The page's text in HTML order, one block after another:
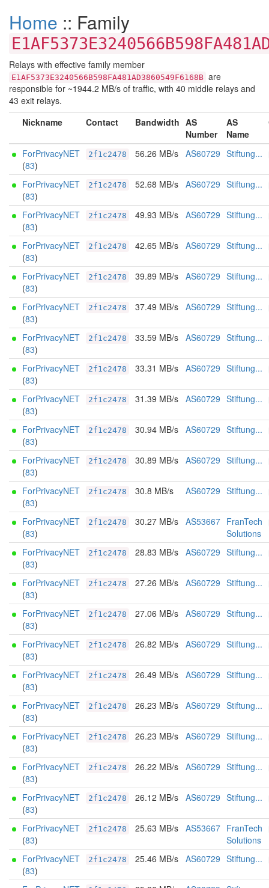
Home :: Family
Relays with effective family member
E1AF5373E3240566B598FA481AD3860549F6168B are
responsible for ~1944.2 MB/s of traffic, with 40 middle relays and
43 exit relays.
Nickname
Contact Bandwidth AS
Number
AS
Name
ForPrivacyNET
(83)
2f1c2478 56.26 MB/s AS60729 Stiftung...
ForPrivacyNET
(83)
2f1c2478 52.68 MB/s AS60729 Stiftung...
ForPrivacyNET
(83)
2f1c2478 49.93 MB/s AS60729 Stiftung...
ForPrivacyNET
(83)
2f1c2478 42.65 MB/s AS60729 Stiftung...
ForPrivacyNET
(83)
2f1c2478 39.89 MB/s AS60729 Stiftung...
ForPrivacyNET
(83)
2f1c2478 37.49 MB/s AS60729 Stiftung...
ForPrivacyNET
(83)
2f1c2478 33.59 MB/s AS60729 Stiftung...
ForPrivacyNET
(83)
2f1c2478 33.31 MB/s AS60729 Stiftung...
ForPrivacyNET
(83)
2f1c2478 31.39 MB/s AS60729 Stiftung...
ForPrivacyNET
(83)
2f1c2478 30.94 MB/s AS60729 Stiftung...
ForPrivacyNET
(83)
2f1c2478 30.89 MB/s AS60729 Stiftung...
ForPrivacyNET
(83)
2f1c2478 30.8 MB/s AS60729 Stiftung...
ForPrivacyNET
(83)
2f1c2478 30.27 MB/s AS53667 FranTech
Solutions
ForPrivacyNET
(83)
2f1c2478 28.83 MB/s AS60729 Stiftung...
ForPrivacyNET
(83)
2f1c2478 27.26 MB/s AS60729 Stiftung...
ForPrivacyNET
(83)
2f1c2478 27.06 MB/s AS60729 Stiftung...
ForPrivacyNET
(83)
2f1c2478 26.82 MB/s AS60729 Stiftung...
ForPrivacyNET
(83)
2f1c2478 26.49 MB/s AS60729 Stiftung...
ForPrivacyNET
(83)
2f1c2478 26.23 MB/s AS60729 Stiftung...
ForPrivacyNET
(83)
2f1c2478 26.23 MB/s AS60729 Stiftung...
ForPrivacyNET
(83)
2f1c2478 26.22 MB/s AS60729 Stiftung...
ForPrivacyNET
(83)
2f1c2478 26.12 MB/s AS60729 Stiftung...
ForPrivacyNET
(83)
2f1c2478 25.63 MB/s AS53667 FranTech
Solutions
ForPrivacyNET
(83)
2f1c2478 25.46 MB/s AS60729 Stiftung...